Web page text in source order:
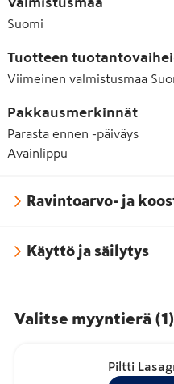
Suomi
Tuotteen
Viimeinen valmistusmaa
Pakkausmerkinnät
Parasta ennen -päiväys
Avainlippu
Ravintoarvo- ja
Käyttö ja säilytys
Valitse myyntierä (1)
Piltti